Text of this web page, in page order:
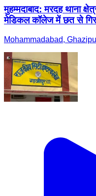
मुहम्मदाबाद: मरदह थाना
मेडिकल कॉलेज में छत से
Mohammadabad,